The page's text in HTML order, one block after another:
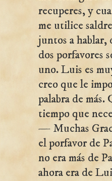
recuperes, y
me utilice
juntos a hablar,
dos porfavores
uno. Luis es
creo que le
palabra de más.
tiempo que
— Muchas
el porfavor de
no era más de
ahora era de